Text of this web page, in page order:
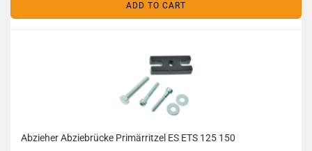
ADD TO CART
Abzieher Abziebrücke Primärritzel ES ETS 125 150